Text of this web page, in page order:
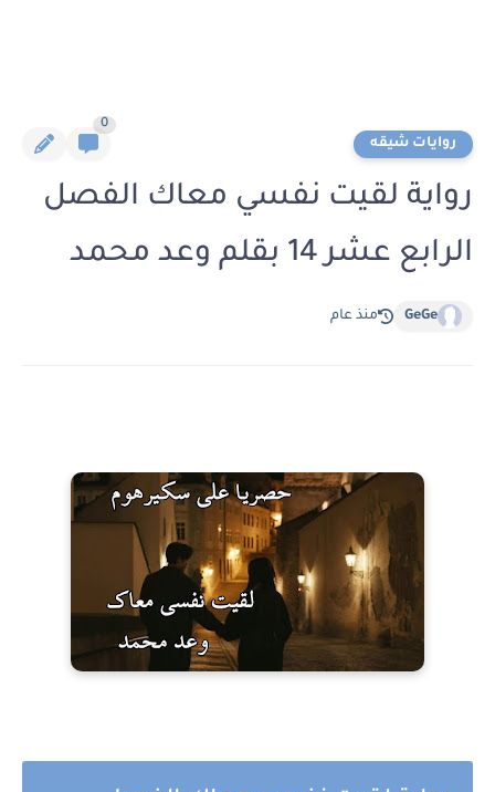
روايات شيقه
0
رواية لقيت نفسي معاك الفصل
الرابع عشر 14 بقلم وعد محمد
GeGe منذ عام